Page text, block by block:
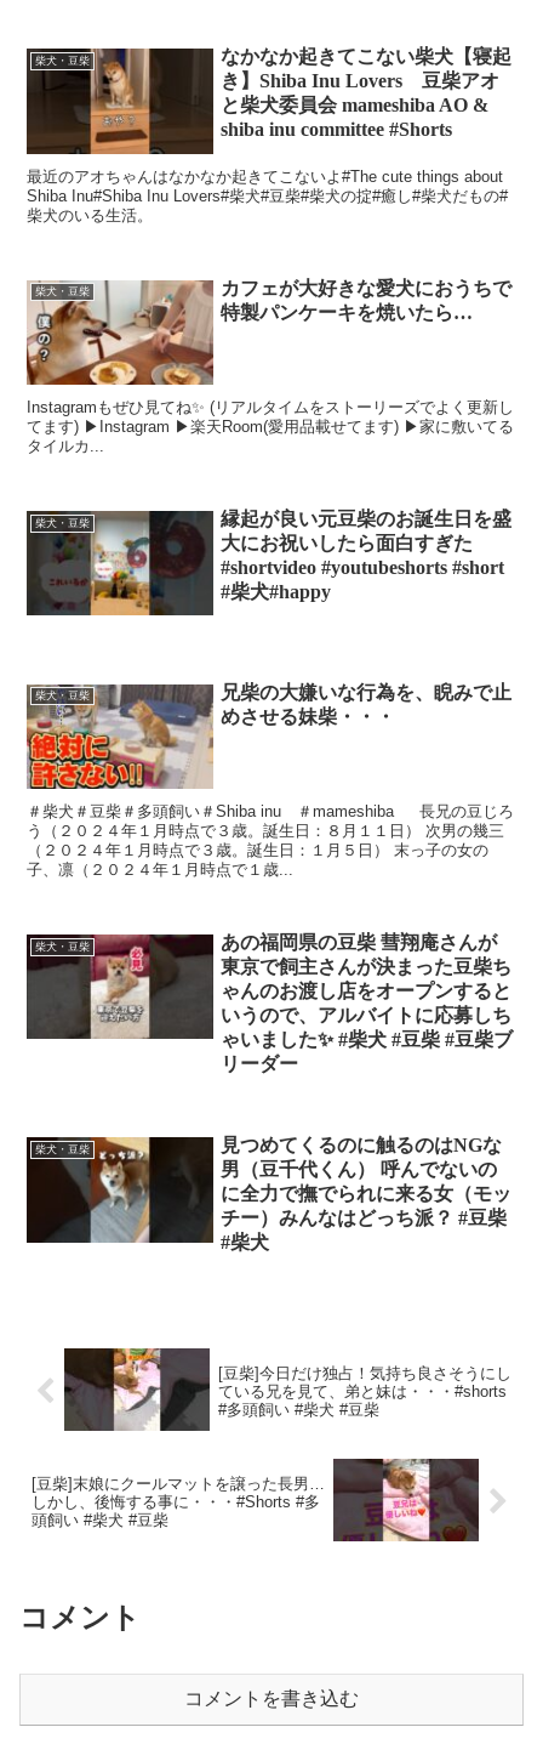
柴犬・豆柴
なかなか起きてこない柴犬【寝起
き】Shiba Inu Lovers 豆柴アオ
と柴犬委員会 mameshiba AO &
shiba inu committee #Shorts
最近のアオちゃんはなかなか起きてこないよ#The cute things about
Shiba Inu#Shiba Inu Lovers#柴犬#豆柴#柴犬の掟#癒し#柴犬だもの#
柴犬のいる生活。
柴犬・豆柴
カフェが大好きな愛犬におうちで
特製パンケーキを焼いたら…
Instagramもぜひ見てね✨ (リアルタイムをストーリーズでよく更新し
てます) ▶︎Instagram ▶︎楽天Room(愛用品載せてます) ▶︎家に敷いてる
タイルカ...
柴犬・豆柴
縁起が良い元豆柴のお誕生日を盛
大にお祝いしたら面白すぎた
#shortvideo #youtubeshorts #short
#柴犬#happy
柴犬・豆柴
兄柴の大嫌いな行為を、睨みで止
めさせる妹柴・・・
＃柴犬＃豆柴＃多頭飼い＃Shiba inu ＃mameshiba 長兄の豆じろ
う（２０２４年１月時点で３歳。誕生日：８月１１日） 次男の幾三
（２０２４年１月時点で３歳。誕生日：１月５日） 末っ子の女の
子、凛（２０２４年１月時点で１歳...
柴犬・豆柴
あの福岡県の豆柴 彗翔庵さんが
東京で飼主さんが決まった豆柴ち
ゃんのお渡し店をオープンすると
いうので、アルバイトに応募しち
ゃいました✨ #柴犬 #豆柴 #豆柴ブ
リーダー
柴犬・豆柴
見つめてくるのに触るのはNGな
男（豆千代くん） 呼んでないの
に全力で撫でられに来る女（モッ
チー）みんなはどっち派？ #豆柴
#柴犬 ⁣
[豆柴]今日だけ独占！気持ち良さそうにし
ている兄を見て、弟と妹は・・・#shorts
#多頭飼い #柴犬 #豆柴
[豆柴]末娘にクールマットを譲った長男…
しかし、後悔する事に・・・#Shorts #多
頭飼い #柴犬 #豆柴
コメント
コメントを書き込む